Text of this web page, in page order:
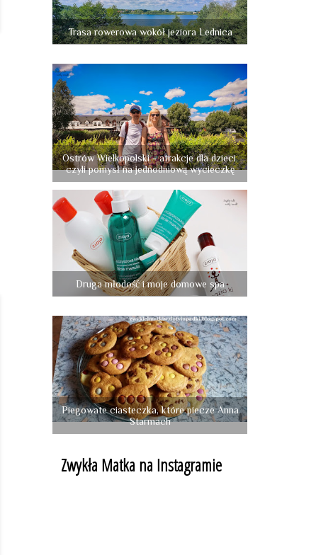
Trasa rowerowa wokół jeziora Lednica
Ostrów Wielkopolski - atrakcje dla dzieci,
czyli pomysł na jednodniową wycieczkę
Druga młodość i moje domowe spa
Piegowate ciasteczka, które piecze Anna
Starmach
Zwykła Matka na Instagramie